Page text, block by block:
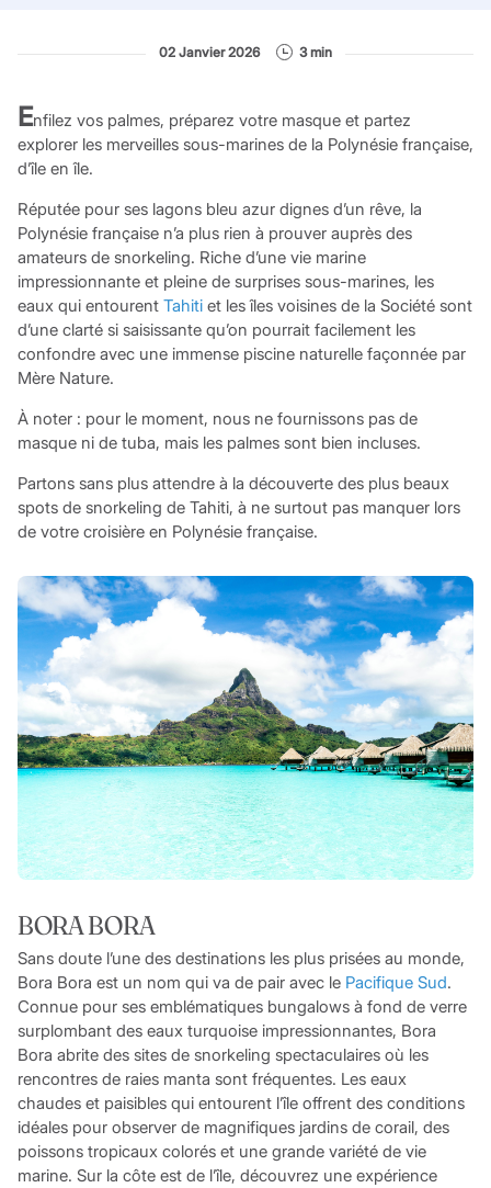
02 Janvier 2026 3 min
Enfilez vos palmes, préparez votre masque et partez
explorer les merveilles sous-marines de la Polynésie française,
d’île en île.
Réputée pour ses lagons bleu azur dignes d’un rêve, la
Polynésie française n’a plus rien à prouver auprès des
amateurs de snorkeling. Riche d’une vie marine
impressionnante et pleine de surprises sous-marines, les
eaux qui entourent Tahitiet les îles voisines de la Société sont
d’une clarté si saisissante qu’on pourrait facilement les
confondre avec une immense piscine naturelle façonnée par
Mère Nature.
À noter : pour le moment, nous ne fournissons pas de
masque ni de tuba, mais les palmes sont bien incluses.
Partons sans plus attendre à la découverte des plus beaux
spots de snorkeling de Tahiti, à ne surtout pas manquer lors
de votre croisière en Polynésie française.
BORA BORA
Sans doute l’une des destinations les plus prisées au monde,
Bora Bora est un nom qui va de pair avec le Pacifique Sud.
Connue pour ses emblématiques bungalows à fond de verre
surplombant des eaux turquoise impressionnantes, Bora
Bora abrite des sites de snorkeling spectaculaires où les
rencontres de raies manta sont fréquentes. Les eaux
chaudes et paisibles qui entourent l’île offrent des conditions
idéales pour observer de magnifiques jardins de corail, des
poissons tropicaux colorés et une grande variété de vie
marine. Sur la côte est de l’île, découvrez une expérience